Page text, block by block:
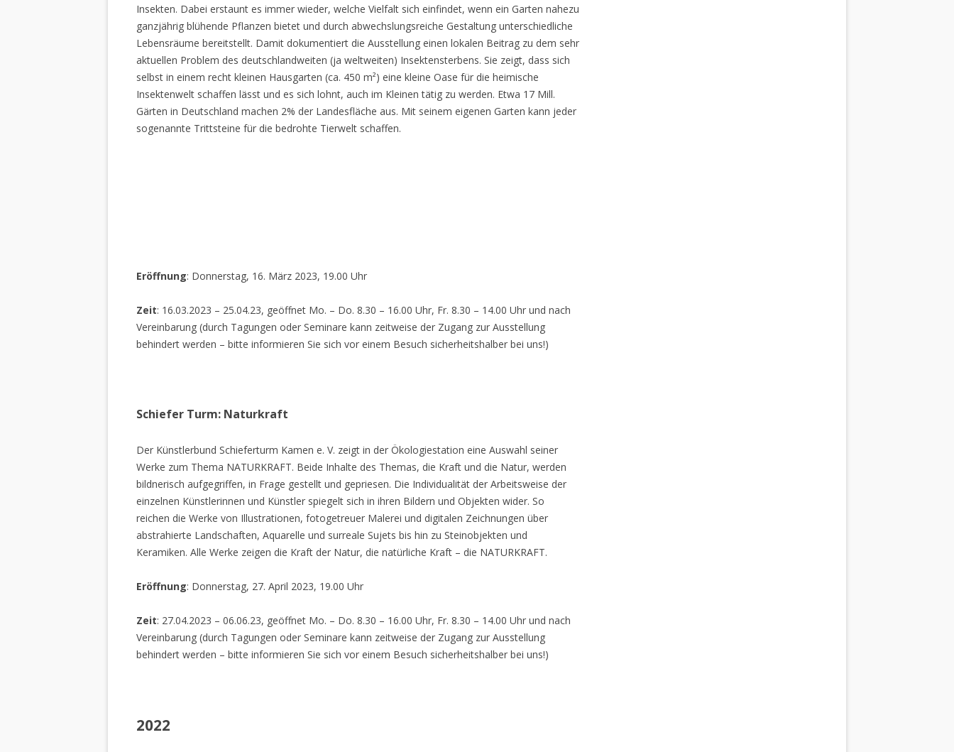
Insekten. Dabei erstaunt es immer wieder, welche Vielfalt sich einfindet, wenn ein Garten nahezu
ganzjährig blühende Pflanzen bietet und durch abwechslungsreiche Gestaltung unterschiedliche
Lebensräume bereitstellt. Damit dokumentiert die Ausstellung einen lokalen Beitrag zu dem sehr
aktuellen Problem des deutschlandweiten (ja weltweiten) Insektensterbens. Sie zeigt, dass sich
selbst in einem recht kleinen Hausgarten (ca. 450 m²) eine kleine Oase für die heimische
Insektenwelt schaffen lässt und es sich lohnt, auch im Kleinen tätig zu werden. Etwa 17 Mill.
Gärten in Deutschland machen 2% der Landesfläche aus. Mit seinem eigenen Garten kann jeder
sogenannte Trittsteine für die bedrohte Tierwelt schaffen.
Eröffnung: Donnerstag, 16. März 2023, 19.00 Uhr
Zeit: 16.03.2023 – 25.04.23, geöffnet Mo. – Do. 8.30 – 16.00 Uhr, Fr. 8.30 – 14.00 Uhr und nach
Vereinbarung (durch Tagungen oder Seminare kann zeitweise der Zugang zur Ausstellung
behindert werden – bitte informieren Sie sich vor einem Besuch sicherheitshalber bei uns!)
Schiefer Turm: Naturkraft
Der Künstlerbund Schieferturm Kamen e. V. zeigt in der Ökologiestation eine Auswahl seiner
Werke zum Thema NATURKRAFT. Beide Inhalte des Themas, die Kraft und die Natur, werden
bildnerisch aufgegriffen, in Frage gestellt und gepriesen. Die Individualität der Arbeitsweise der
einzelnen Künstlerinnen und Künstler spiegelt sich in ihren Bildern und Objekten wider. So
reichen die Werke von Illustrationen, fotogetreuer Malerei und digitalen Zeichnungen über
abstrahierte Landschaften, Aquarelle und surreale Sujets bis hin zu Steinobjekten und
Keramiken. Alle Werke zeigen die Kraft der Natur, die natürliche Kraft – die NATURKRAFT.
Eröffnung: Donnerstag, 27. April 2023, 19.00 Uhr
Zeit: 27.04.2023 – 06.06.23, geöffnet Mo. – Do. 8.30 – 16.00 Uhr, Fr. 8.30 – 14.00 Uhr und nach
Vereinbarung (durch Tagungen oder Seminare kann zeitweise der Zugang zur Ausstellung
behindert werden – bitte informieren Sie sich vor einem Besuch sicherheitshalber bei uns!)
2022